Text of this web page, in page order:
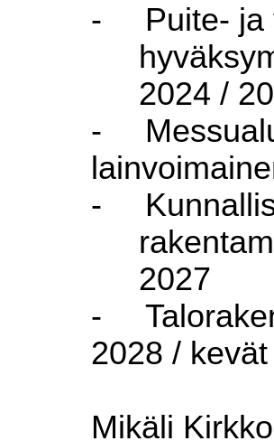
-
Puite-
2024 /
-
-
2027
-
2028 /
Mikäli